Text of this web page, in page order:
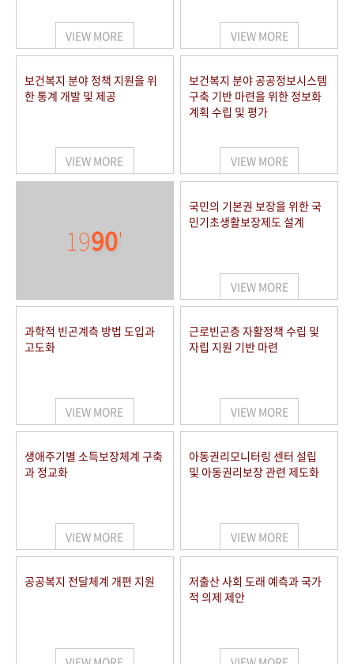
VIEW MORE VIEW MORE
보건복지 분야 정책 지원을 위
한 통계 개발 및 제공
VIEW MORE
보건복지 분야 공공정보시스템
구축 기반 마련을 위한 정보화
계획 수립 및 평가
VIEW MORE
1990'
국민의 기본권 보장을 위한 국
민기초생활보장제도 설계
VIEW MORE
과학적 빈곤계측 방법 도입과
고도화
VIEW MORE
근로빈곤층 자활정책 수립 및
자립 지원 기반 마련
VIEW MORE
생애주기별 소득보장체계 구축
과 정교화
VIEW MORE
아동권리모니터링 센터 설립
및 아동권리보장 관련 제도화
VIEW MORE
공공복지 전달체계 개편 지원
저출산 사회 도래 예측과 국가
적 의제 제안